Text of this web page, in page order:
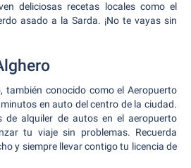
deliciosas recetas locales como el
asado a la Sarda. ¡No te vayas sin
también conocido como el Aeropuerto
en auto del centro de la ciudad.
de alquiler de autos en el aeropuerto
tu viaje sin problemas. Recuerda
y siempre llevar contigo tu licencia de